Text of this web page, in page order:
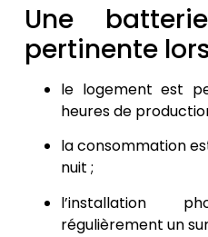
Une
pertinente
le logement est
heures de
la consommation
nuit ;
l’installation
régulièrement un